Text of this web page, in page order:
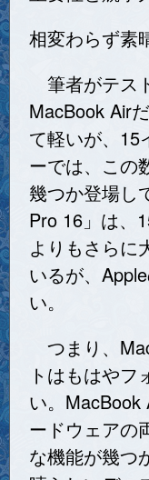
相変わらず素
筆者がテス
MacBook Air
て軽いが、15
ーでは、この
幾つか登場し
Pro 16」は、
よりもさらに
いるが、
い。
つまり、
トはもはや
い。MacBook
ードウェアの
な機能が幾つ